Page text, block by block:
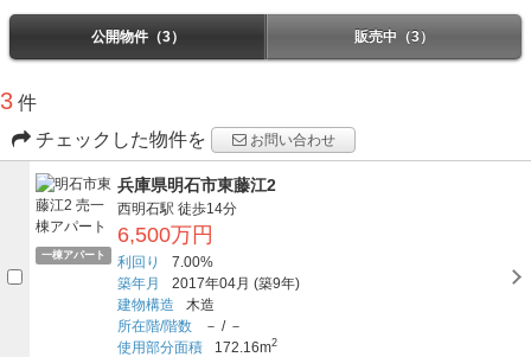
公開物件（3） 販売中（3）
3 件
チェックした物件を
お問い合わせ
一棟アパート
兵庫県明石市東藤江2
西明石駅 徒歩14分
6,500万円
利回り
7.00%
築年月
2017年04月 (築9年)
建物構造
木造
所在階/階数
－ /－
使用部分面積
172.16m2